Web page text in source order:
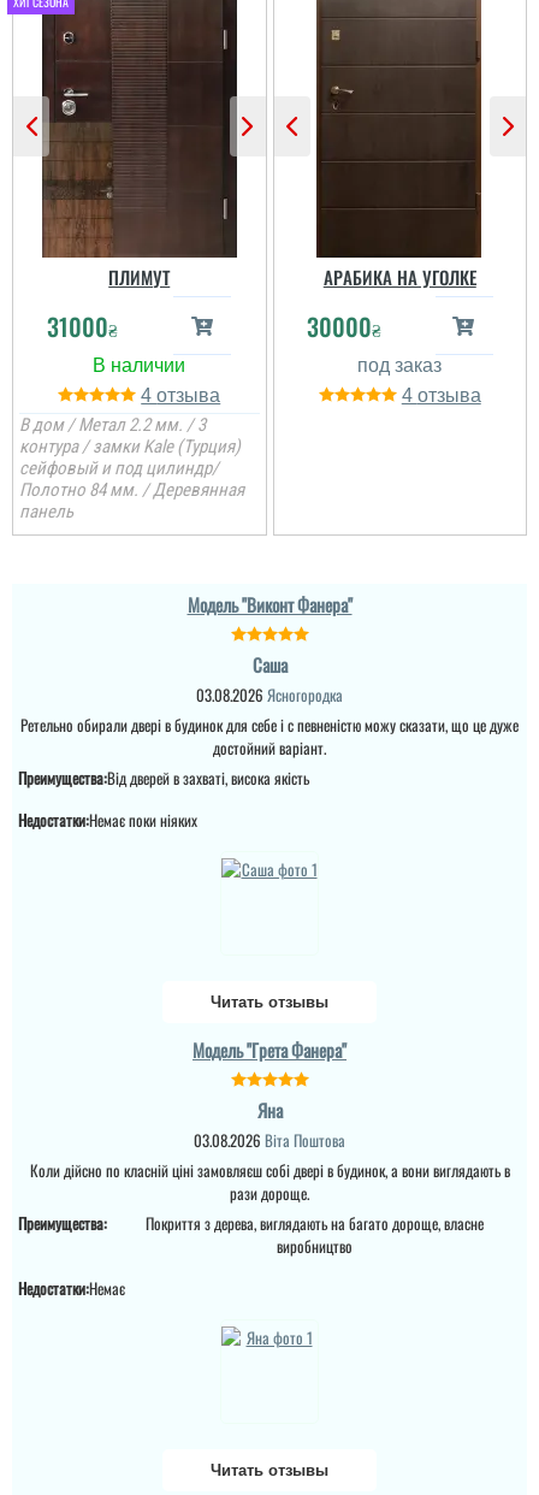
Двери норм. Заказ -
установка 5 дней. При
установке ребята
ошиблись, но приехали
и всё исправили. Так что
всё хорошо....
читати всі відгуки
Ярослав
та і варіант не хотілось
для вулиці самий
ціаквий. комплектація
теж дуже класна, входні
двері встановили
швидко за два дні....
дуже сподобався
дизайн, міцніть двері,
читати всі відгуки
Валентин
Дуже класні двері і дуже
Піля орків шукала двері
поміцніше, щоб був
ганий метал та три
ПЛИМУТ
31000₴
4
В дом / Метал 2.2 мм. / 3
контура / замки Kale (Турция)
сейфовый и под цилиндр/
Полотно 84 мм. / Деревянная
панель
АРАБИКА НА УГОЛКЕ
30000₴
4
Модель "Виконт Фанера"
Саша
03.08.2026 Ясногородка
Ретельно обирали двері в будинок для себе і с певненістю можу сказати, що це дуже
достойний варіант.
Преимущества:Від дверей в захваті, висока якість
Недостатки:Немає поки ніяких
Читать отзывы
Модель "Грета Фанера"
Яна
03.08.2026 Віта Поштова
Коли дійсно по класній ціні замовляєш собі двері в будинок, а вони виглядають в
рази дороще.
Преимущества:
Покриття з дерева, виглядають на багато дороще, власне
виробництво
Недостатки:Немає
Читать отзывы